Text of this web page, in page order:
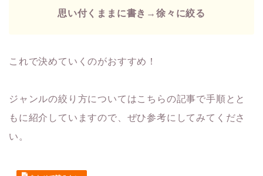
思い付くままに書き→徐々に絞る
これで決めていくのがおすすめ！
ジャンルの絞り方についてはこちらの記事で手順とと
もに紹介していますので、ぜひ参考にしてみてくださ
い。